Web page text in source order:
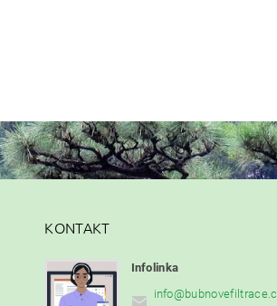
KONTAKT
Infolinka
info@bubnovefiltrace.c